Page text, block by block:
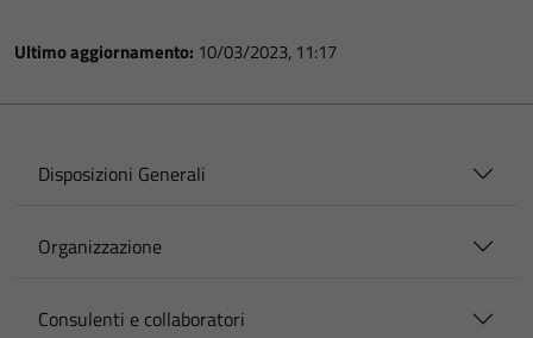
Ultimo aggiornamento: 10/03/2023, 11:17
Disposizioni Generali
Organizzazione
Consulenti e collaboratori